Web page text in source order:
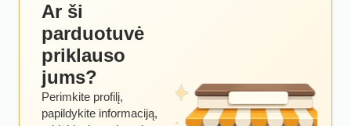
Ar ši
parduotuvė
priklauso
jums?
Perimkite profilį,
papildykite informaciją,